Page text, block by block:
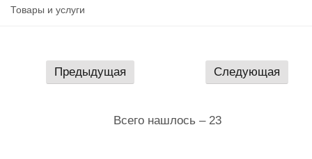
Товары и услуги
Предыдущая Следующая
Всего нашлось – 23